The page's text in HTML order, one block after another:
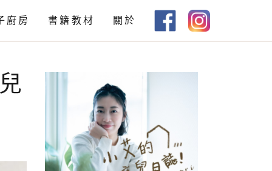
廚房 書籍教材 關於